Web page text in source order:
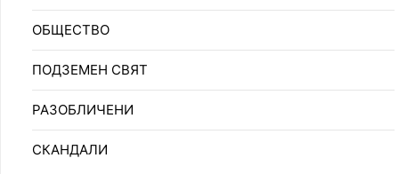
ОБЩЕСТВО
ПОДЗЕМЕН СВЯТ
РАЗОБЛИЧЕНИ
СКАНДАЛИ